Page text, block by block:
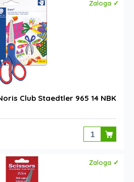
Zaloga ✓
Club Staedtler 965 14 NBK
Zaloga ✓